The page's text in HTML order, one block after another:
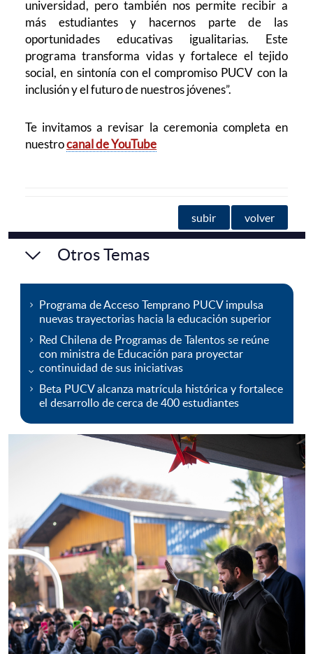
universidad, pero también nos permite recibir a
más estudiantes y hacernos parte de las
oportunidades educativas igualitarias. Este
programa transforma vidas y fortalece el tejido
social, en sintonía con el compromiso PUCV con la
inclusión y el futuro de nuestros jóvenes”.
Te invitamos a revisar la ceremonia completa en
nuestrocanal de YouTube
subir volver
Otros Temas
Programa de Acceso Temprano PUCV impulsa
nuevas trayectorias hacia la educación superior
Red Chilena de Programas de Talentos se reúne
con ministra de Educación para proyectar
continuidad de sus iniciativas
Beta PUCV alcanza matrícula histórica y fortalece
el desarrollo de cerca de 400 estudiantes